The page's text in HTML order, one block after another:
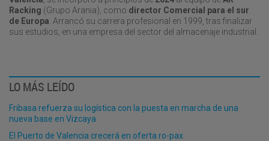
Racking (Grupo Arania), como director Comercial para el sur
de Europa . Arrancó su carrera profesional en 1999, tras finalizar
sus estudios, en una empresa del sector del almacenaje industrial.
LO MÁS LEÍDO
Fribasa refuerza su logística con la puesta en marcha de una
nueva base en Vizcaya
El Puerto de Valencia crecerá en oferta ro-pax